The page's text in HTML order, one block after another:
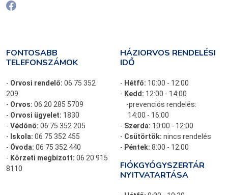
FONTOSABB
TELEFONSZÁMOK
- Orvosi rendelő: 06 75 352
209
- Orvos: 06 20 285 5709
- Orvosi ügyelet: 1830
- Védőnő: 06 75 352 205
- Iskola: 06 75 352 455
- Óvoda: 06 75 352 440
- Körzeti megbízott: 06 20 915
8110
HÁZIORVOS RENDELÉSI
IDŐ
- Hétfő: 10:00 - 12:00
- Kedd: 12:00 - 14:00
-prevenciós rendelés:
14:00 - 16:00
- Szerda: 10:00 - 12:00
- Csütörtök: nincs rendelés
- Péntek: 8:00 - 12:00
FIÓKGYÓGYSZERTÁR
NYITVATARTÁSA